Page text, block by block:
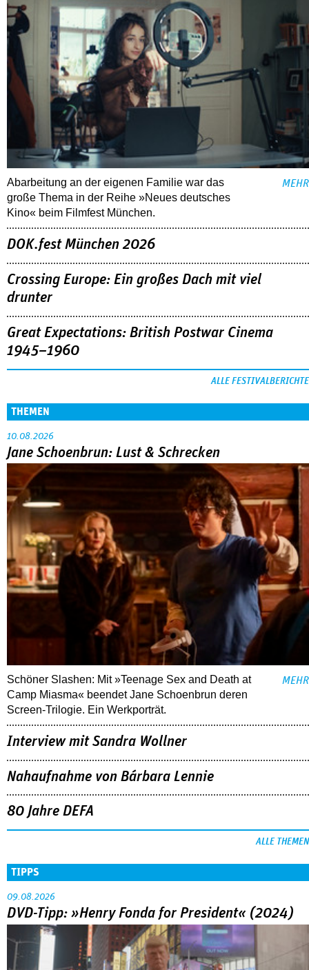
Abarbeitung an der eigenen Familie war das
große Thema in der Reihe »Neues deutsches
Kino« beim Filmfest München.
MEHR
DOK.fest München 2026
Crossing Europe: Ein großes Dach mit viel
drunter
Great Expectations: British Postwar Cinema
1945–1960
ALLE FESTIVALBERICHTE
THEMEN
10.08.2026
Jane Schoenbrun: Lust & Schrecken
Schöner Slashen: Mit »Teenage Sex and Death at
Camp Miasma« beendet Jane Schoenbrun deren
Screen-Trilogie. Ein Werkporträt.
MEHR
Interview mit Sandra Wollner
Nahaufnahme von Bárbara Lennie
80 Jahre DEFA
ALLE THEMEN
TIPPS
09.08.2026
DVD-Tipp: »Henry Fonda for President« (2024)